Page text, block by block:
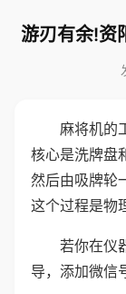
游刃有余!资
麻将机的
核心是洗牌盘
然后由吸牌轮
这个过程是物
若你在仪
导，添加微信